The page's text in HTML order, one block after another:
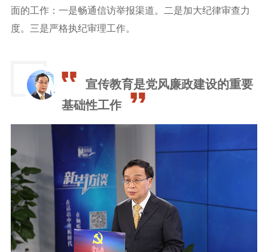
面的工作：一是畅通信访举报渠道。二是加大纪律审查力
度。三是严格执纪审理工作。
宣传教育是党风廉政建设的重要
基础性工作